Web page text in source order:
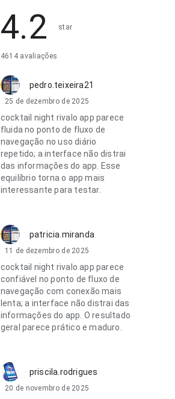
4.2 star
4614 avaliações
pedro.teixeira21
25 de dezembro de 2025
cocktail night rivalo app parece
fluida no ponto de fluxo de
navegação no uso diário
repetido; a interface não distrai
das informações do app. Esse
equilíbrio torna o app mais
interessante para testar.
patricia.miranda
11 de dezembro de 2025
cocktail night rivalo app parece
confiável no ponto de fluxo de
navegação com conexão mais
lenta; a interface não distrai das
informações do app. O resultado
geral parece prático e maduro.
priscila.rodrigues
20 de novembro de 2025